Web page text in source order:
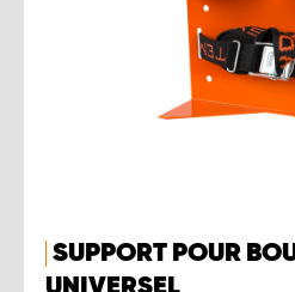
SUPPORT POUR